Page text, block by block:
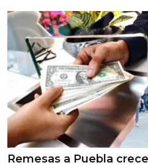
Remesas a Puebla